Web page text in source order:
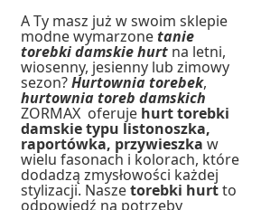
A Ty masz już w swoim sklepie
modne wymarzonetanie
torebki damskie hurt na letni,
wiosenny, jesienny lub zimowy
sezon?Hurtownia torebek,
hurtownia toreb damskich
ZORMAX oferuje hurt torebki
damskie typu listonoszka,
raportówka, przywieszkaw
wielu fasonach i kolorach, które
dodadzą zmysłowości każdej
stylizacji. Naszetorebki hurtto
odpowiedź na potrzeby